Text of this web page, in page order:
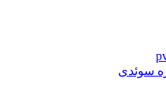
سوئدی